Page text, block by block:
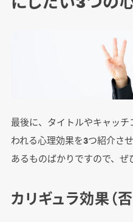
最後に、タイトルやキャッ
われる心理効果を3つ紹介さ
あるものばかりですので、ぜ
カリギュラ効果（